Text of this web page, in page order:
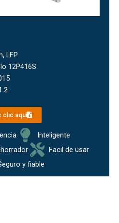
LFP
12P416S
clic aquí
Inteligente
Facil de usar
y fiable